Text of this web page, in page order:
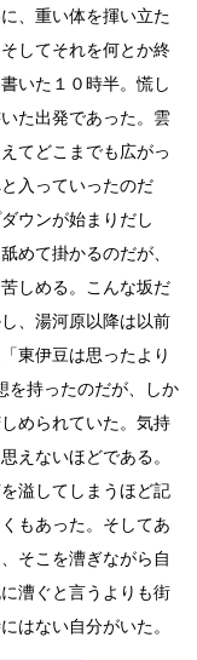
、重い体を揮い立た
してそれを何とか終
いた１０時半。慌し
た出発であった。雲
てどこまでも広がっ
入っていったのだ
ウンが始まりだし
めて掛かるのだが、
しめる。こんな坂だ
、湯河原以降は以前
東伊豆は思ったより
を持ったのだが、しか
められていた。気持
えないほどである。
溢してしまうほど記
もあった。そしてあ
そこを漕ぎながら自
漕ぐと言うよりも街
はない自分がいた。